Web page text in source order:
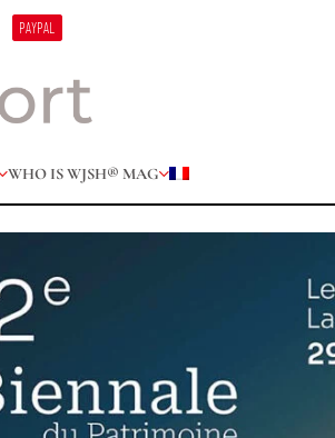
PAYPAL
WHO IS WJSH® MAG